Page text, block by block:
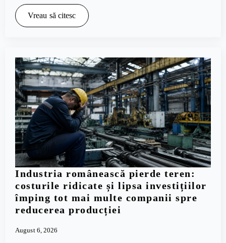
Vreau să citesc
Industria românească pierde teren:
costurile ridicate și lipsa investițiilor
împing tot mai multe companii spre
reducerea producției
August 6, 2026